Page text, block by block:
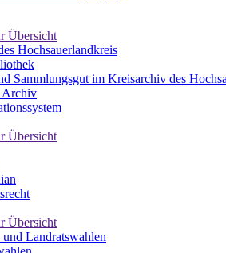
Übersicht
Hochsauerlandkreis
Sammlungsgut im Kreisarchiv des
Archiv
Übersicht
Übersicht
Landratswahlen